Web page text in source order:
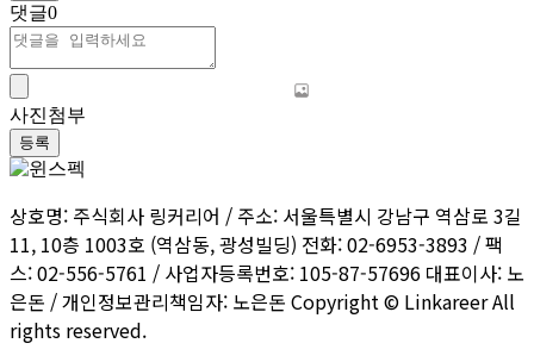
댓글0
사진첨부
등록
상호명: 주식회사 링커리어 / 주소: 서울특별시 강남구 역삼로 3길
11, 10층 1003호 (역삼동, 광성빌딩) 전화: 02-6953-3893 / 팩
스: 02-556-5761 / 사업자등록번호: 105-87-57696 대표이사: 노
은돈 / 개인정보관리책임자: 노은돈 Copyright © Linkareer All
rights reserved.